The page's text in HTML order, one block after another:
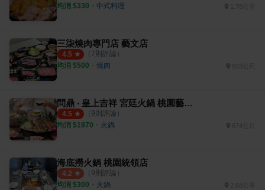
均消 $330 ・ 中式料理
三柒燒肉專門店 藝文店
4.5 （ 7則評論）
均消 $500 ・ 燒肉
問鼎 ‧ 皇上吉祥 宮廷火鍋 桃園藝文店
4.5 （ 9則評論）
均消 $1970 ・ 火鍋 674公尺
海底撈火鍋 桃園統領店
4.2 （ 9則評論）
均消 $300 ・ 火鍋